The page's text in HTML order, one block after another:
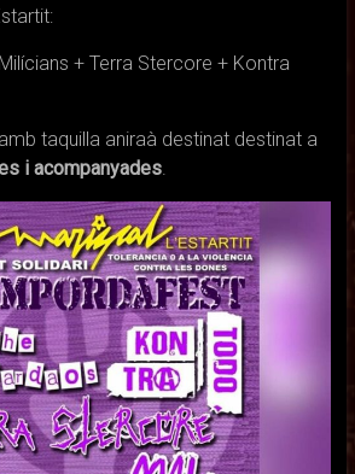
+ Terra Stercore + Kontra
taquilla aniraà destinat destinat a
i acompanyades.